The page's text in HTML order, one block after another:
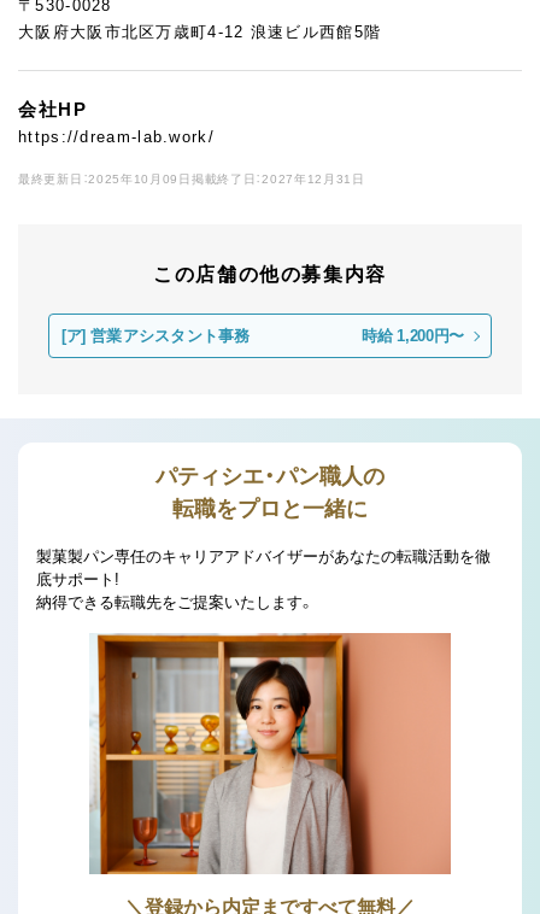
〒530-0028
大阪府大阪市北区万歳町4-12 浪速ビル西館5階
会社HP
https://dream-lab.work/
最終更新日：2025年10月09日 掲載終了日：2027年12月31日
この店舗の他の募集内容
[ア] 営業アシスタント事務 時給 1,200円〜
パティシエ・パン職人の
転職をプロと一緒に
製菓製パン専任のキャリアアドバイザーがあなたの転職活動を徹
底サポート!
納得できる転職先をご提案いたします。
＼登録から内定まですべて無料／